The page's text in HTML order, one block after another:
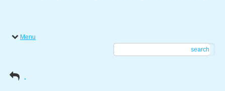
Menu
search
.